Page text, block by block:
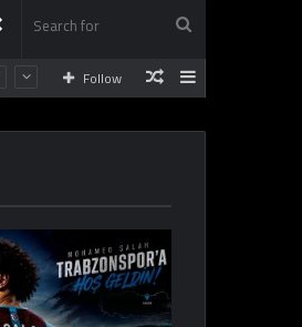
for
Random
Article
Random
Follow